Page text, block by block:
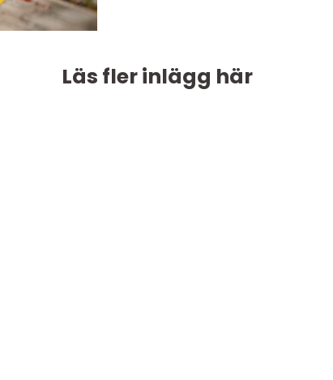
Läs fler inlägg här